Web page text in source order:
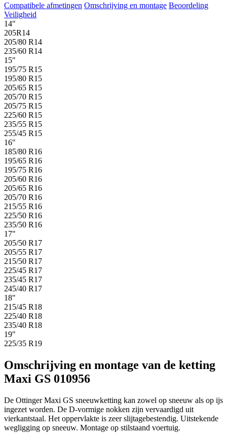
Compatibele afmetingen Omschrijving en montage Beoordeling
Veiligheid
14"
205R14
205/80 R14
235/60 R14
15"
195/75 R15
195/80 R15
205/65 R15
205/70 R15
205/75 R15
225/60 R15
235/55 R15
255/45 R15
16"
185/80 R16
195/65 R16
195/75 R16
205/60 R16
205/65 R16
205/70 R16
215/55 R16
225/50 R16
235/50 R16
17"
205/50 R17
205/55 R17
215/50 R17
225/45 R17
235/45 R17
245/40 R17
18"
215/45 R18
225/40 R18
235/40 R18
19"
225/35 R19
Omschrijving en montage van de ketting
Maxi GS 010956
De Ottinger Maxi GS sneeuwketting kan zowel op sneeuw als op ijs
ingezet worden. De D-vormige nokken zijn vervaardigd uit
vierkantstaal. Het oppervlakte is zeer slijtagebestendig. Uitstekende
wegligging op sneeuw. Montage op stilstaand voertuig.